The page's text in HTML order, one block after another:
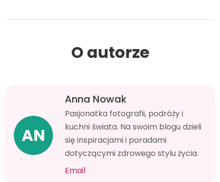
O autorze
AN
Anna Nowak
Pasjonatka fotografii, podróży i
kuchni świata. Na swoim blogu dzieli
się inspiracjami i poradami
dotyczącymi zdrowego stylu życia.
Email